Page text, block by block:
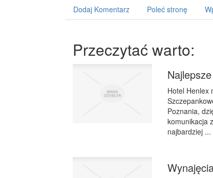
Dodaj Komentarz Poleć stronę
Przeczytać warto:
Hotel Henlex
Poznania,
komunikacja
najbardziej ...